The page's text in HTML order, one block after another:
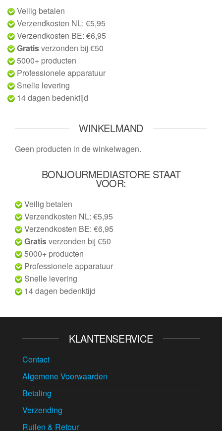
Veilig betalen
Verzendkosten NL: €5,95
Verzendkosten BE: €6,95
Gratisverzonden bij €50
5000+ producten
Professionele apparatuur
Snelle levering
14 dagen bedenktijd
WINKELMAND
Geen producten in de winkelwagen.
BONJOURMEDIASTORE STAAT
VOOR:
Veilig betalen
Verzendkosten NL: €5,95
Verzendkosten BE: €6,95
Gratisverzonden bij €50
5000+ producten
Professionele apparatuur
Snelle levering
14 dagen bedenktijd
KLANTENSERVICE
Contact
Algemene Voorwaarden
Betaling
Verzending
Ruilen & Retour